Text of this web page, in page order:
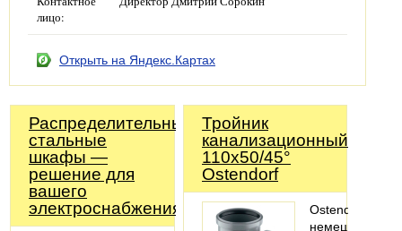
лицо:
Открыть на Яндекс.Картах
Распределительные
стальные
шкафы —
решение для
вашего
электроснабжения!
Тройник
канализационный
110х50/45°
Ostendorf
Ostendorf-
немецкая